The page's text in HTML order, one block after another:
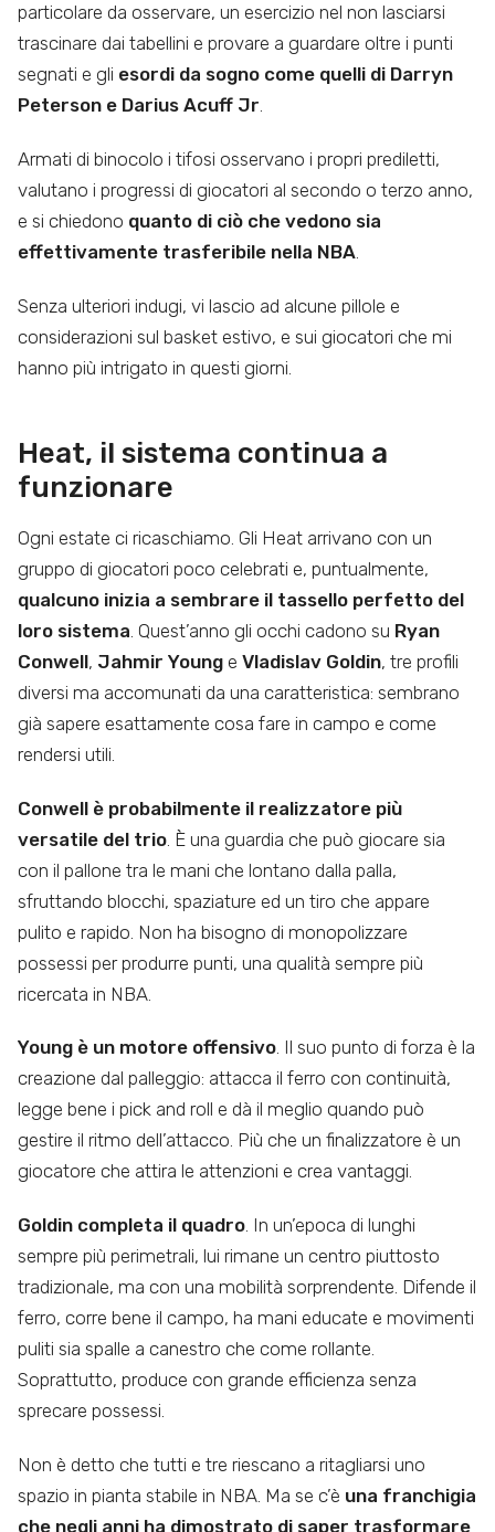
particolare da osservare, un esercizio nel non lasciarsi
trascinare dai tabellini e provare a guardare oltre i punti
segnati e gli esordi da sogno come quelli di Darryn
Peterson e Darius Acuff Jr.
Armati di binocolo i tifosi osservano i propri prediletti,
valutano i progressi di giocatori al secondo o terzo anno,
e si chiedono quanto di ciò che vedono sia
effettivamente trasferibile nella NBA.
Senza ulteriori indugi, vi lascio ad alcune pillole e
considerazioni sul basket estivo, e sui giocatori che mi
hanno più intrigato in questi giorni.
Heat, il sistema continua a
funzionare
Ogni estate ci ricaschiamo. Gli Heat arrivano con un
gruppo di giocatori poco celebrati e, puntualmente,
qualcuno inizia a sembrare il tassello perfetto del
loro sistema . Quest’anno gli occhi cadono su Ryan
Conwell, Jahmir Young e Vladislav Goldin, tre profili
diversi ma accomunati da una caratteristica: sembrano
già sapere esattamente cosa fare in campo e come
rendersi utili.
Conwell è probabilmente il realizzatore più
versatile del trio . È una guardia che può giocare sia
con il pallone tra le mani che lontano dalla palla,
sfruttando blocchi, spaziature ed un tiro che appare
pulito e rapido. Non ha bisogno di monopolizzare
possessi per produrre punti, una qualità sempre più
ricercata in NBA.
Young è un motore offensivo. Il suo punto di forza è la
creazione dal palleggio: attacca il ferro con continuità,
legge bene i pick and roll e dà il meglio quando può
gestire il ritmo dell’attacco. Più che un finalizzatore è un
giocatore che attira le attenzioni e crea vantaggi.
Goldin completa il quadro. In un’epoca di lunghi
sempre più perimetrali, lui rimane un centro piuttosto
tradizionale, ma con una mobilità sorprendente. Difende il
ferro, corre bene il campo, ha mani educate e movimenti
puliti sia spalle a canestro che come rollante.
Soprattutto, produce con grande efficienza senza
sprecare possessi.
Non è detto che tutti e tre riescano a ritagliarsi uno
spazio in pianta stabile in NBA. Ma se c’è una franchigia
che negli anni ha dimostrato di saper trasformare